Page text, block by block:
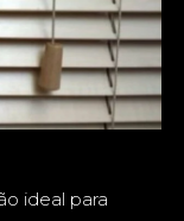
ideal para